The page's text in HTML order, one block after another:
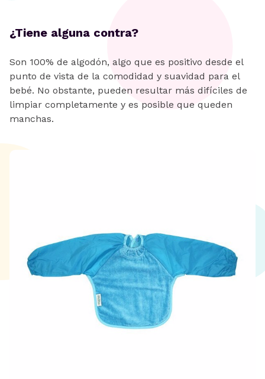
¿Tiene alguna contra?
Son 100% de algodón, algo que es positivo desde el
punto de vista de la comodidad y suavidad para el
bebé. No obstante, pueden resultar más difíciles de
limpiar completamente y es posible que queden
manchas.